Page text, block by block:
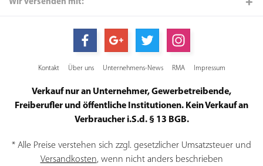
Wir versenden mit:
Kontakt Über uns Unternehmens-News RMA Impressum
Verkauf nur an Unternehmer, Gewerbetreibende,
Freiberufler und öffentliche Institutionen. Kein Verkauf an
Verbraucher i.S.d. § 13 BGB.
* Alle Preise verstehen sich zzgl. gesetzlicher Umsatzsteuer und
Versandkosten, wenn nicht anders beschrieben